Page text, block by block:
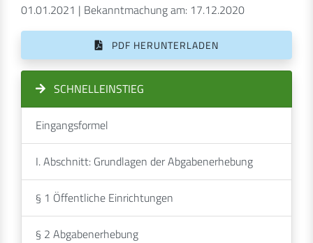
01.01.2021 | Bekanntmachung am: 17.12.2020
PDF HERUNTERLADEN
SCHNELLEINSTIEG
Eingangsformel
I. Abschnitt: Grundlagen der Abgabenerhebung
§ 1 Öffentliche Einrichtungen
§ 2 Abgabenerhebung